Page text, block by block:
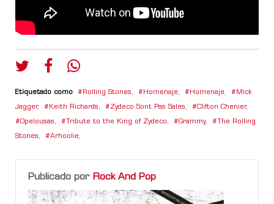
Etiquetado como Rolling Stones, Homenaje, Homenaje, Mick
Jagger, Keith Richards, Zydeco Sont Pas Sales, Clifton Chenier,
Opelousas, Tribute to the King of Zydeco, Grammy, The Rolling
Stones, Arhoolie,
Publicado por Rock And Pop